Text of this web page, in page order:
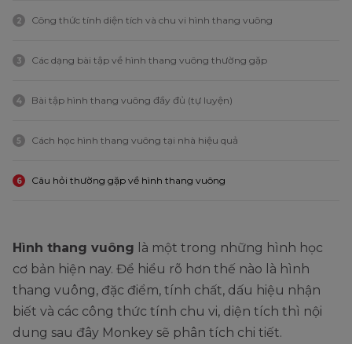
2 Công thức tính diện tích và chu vi hình thang vuông
3 Các dạng bài tập về hình thang vuông thường gặp
4 Bài tập hình thang vuông đầy đủ (tự luyện)
5 Cách học hình thang vuông tại nhà hiệu quả
6 Câu hỏi thường gặp về hình thang vuông
Hình thang vuông là một trong những hình học
cơ bản hiện nay. Để hiểu rõ hơn thế nào là hình
thang vuông, đặc điểm, tính chất, dấu hiệu nhận
biết và các công thức tính chu vi, diện tích thì nội
dung sau đây Monkey sẽ phân tích chi tiết.